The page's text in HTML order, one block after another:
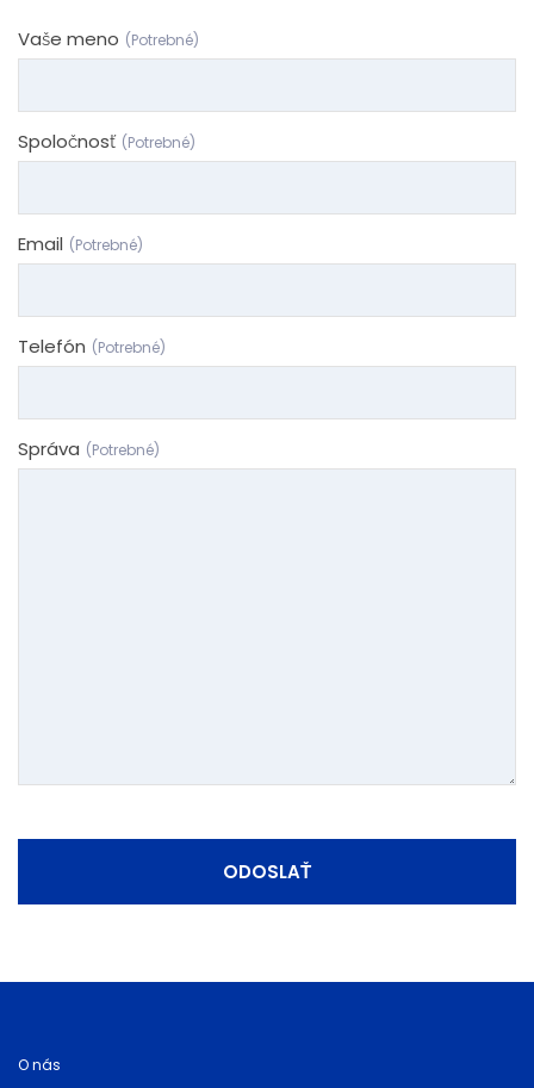
Vaše meno (Potrebné)
Spoločnosť (Potrebné)
Email (Potrebné)
Telefón (Potrebné)
Správa (Potrebné)
O nás